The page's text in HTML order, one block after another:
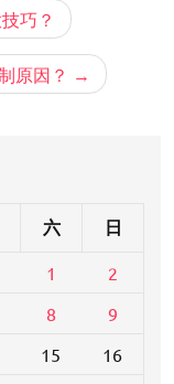
巧？
原因？
六 日
1
2
8
9
15 16